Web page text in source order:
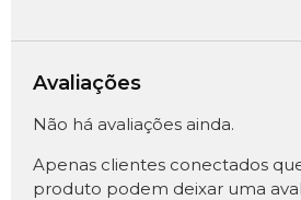
Avaliações
Não há avaliações ainda.
Apenas clientes conectados
produto podem deixar uma